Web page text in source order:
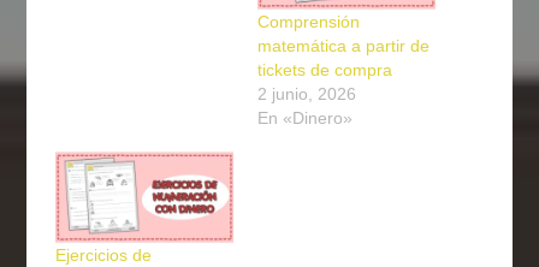
Comprensión
matemática a partir de
tickets de compra
2 junio, 2026
En «Dinero»
Ejercicios de